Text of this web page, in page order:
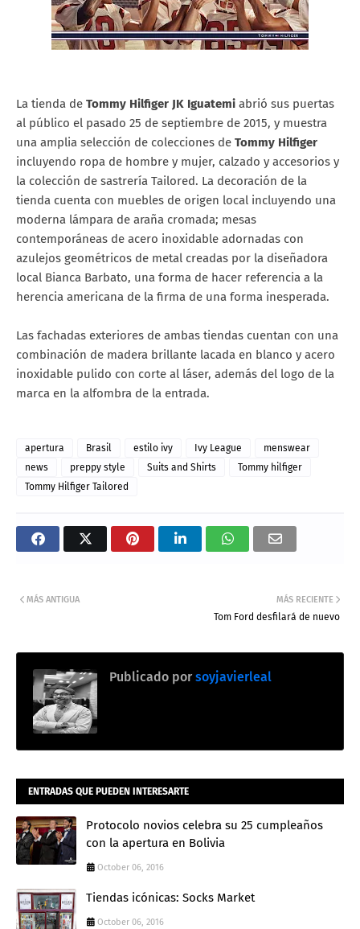
La tienda de Tommy Hilfiger JK Iguatemi abrió sus puertas
al público el pasado 25 de septiembre de 2015, y muestra
una amplia selección de colecciones de Tommy Hilfiger
incluyendo ropa de hombre y mujer, calzado y accesorios y
la colección de sastrería Tailored. La decoración de la
tienda cuenta con muebles de origen local incluyendo una
moderna lámpara de araña cromada; mesas
contemporáneas de acero inoxidable adornadas con
azulejos geométricos de metal creadas por la diseñadora
local Bianca Barbato, una forma de hacer referencia a la
herencia americana de la firma de una forma inesperada.
Las fachadas exteriores de ambas tiendas cuentan con una
combinación de madera brillante lacada en blanco y acero
inoxidable pulido con corte al láser, además del logo de la
marca en la alfombra de la entrada.
apertura Brasil estilo ivy Ivy League
menswear
news
preppy style Suits and Shirts
Tommy hilfiger
Tommy Hilfiger Tailored
MÁS RECIENTE
Tom Ford desfilará de nuevo
MÁS ANTIGUA
Publicado por soyjavierleal
ENTRADAS QUE PUEDEN INTERESARTE
Protocolo novios celebra su 25 cumpleaños
con la apertura en Bolivia
October 06, 2016
Tiendas icónicas: Socks Market
October 06, 2016